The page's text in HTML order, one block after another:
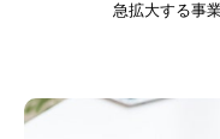
急拡大する事